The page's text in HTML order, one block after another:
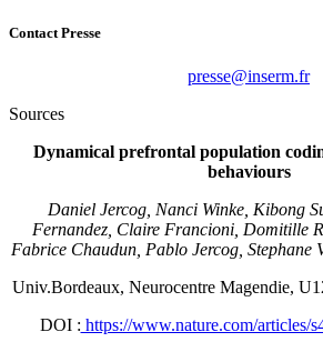
Contact Presse
rf.mresni@esserp
Sources
Dynamical prefrontal population
behaviours
Daniel Jercog, Nanci Winke, Kibong
Fernandez, Claire Francioni, Domitille
Fabrice Chaudun, Pablo Jercog, Stephane
Univ.Bordeaux, Neurocentre Magendie,
DOI : https://www.nature.com/articles/